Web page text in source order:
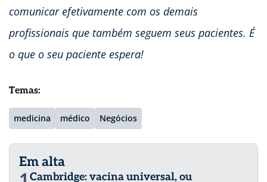
comunicar efetivamente com os demais
profissionais que também seguem seus pacientes. É
o que o seu paciente espera!
Temas:
medicina médico Negócios
Em alta
Cambridge: vacina universal, ou